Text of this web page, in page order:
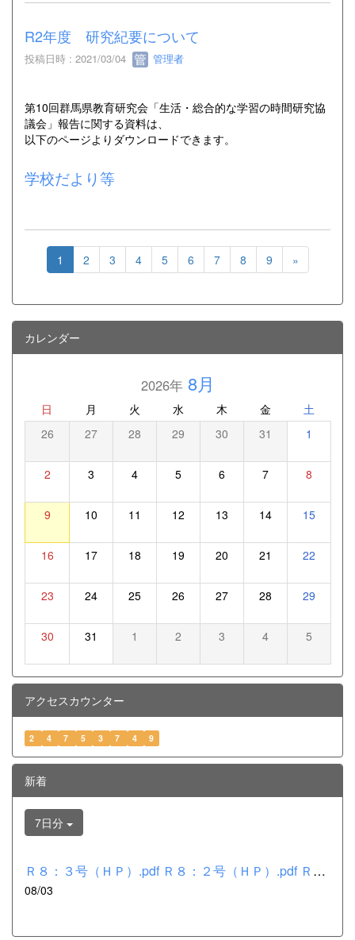
R2年度 研究紀要について
投稿日時 : 2021/03/04 管理者
第10回群馬県教育研究会「生活・総合的な学習の時間研究協
議会」報告に関する資料は、
以下のページよりダウンロードできます。
学校だより等
1 2 3 4 5 6 7 8 9 »
カレンダー
2026年8月
日 月 火 水 木 金 土
26 27 28 29 30 31 1
2 3 4 5 6 7 8
9 10 11 12 13 14 15
16 17 18 19 20 21 22
23 24 25 26 27 28 29
30 31 1 2 3 4 5
アクセスカウンター
2 4 7 5 3 7 4 9
新着
7日分
Ｒ８：３号（ＨＰ）.pdf Ｒ８：２号（ＨＰ）.pdf Ｒ８：１号（Ｈ...
08/03